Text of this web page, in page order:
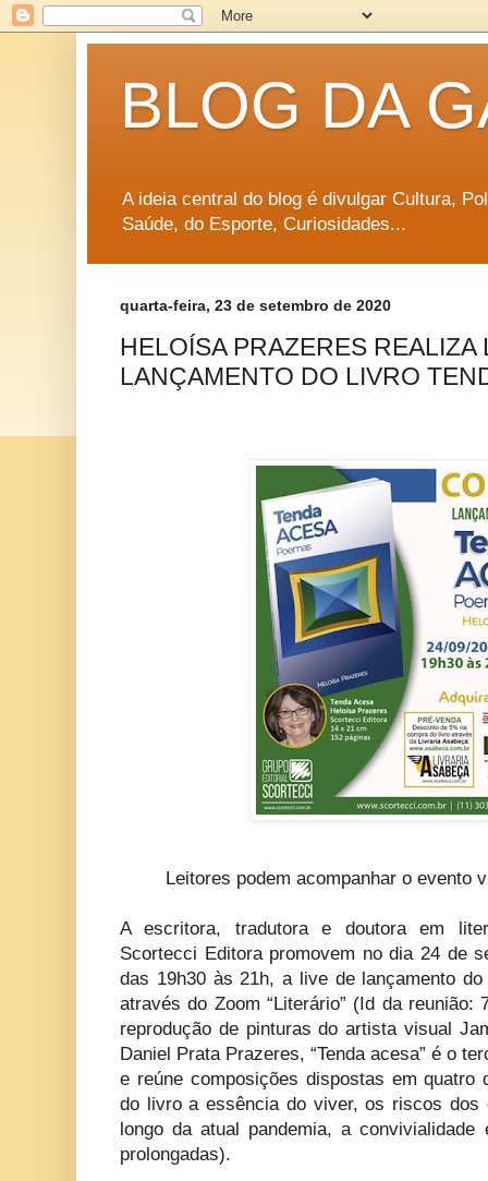
BLOG DA
A ideia central do blog é divulgar Cultura,
Saúde, do Esporte, Curiosidades...
quarta-feira, 23 de setembro de 2020
HELOÍSA PRAZERES REALIZA
LANÇAMENTO DO LIVRO
Leitores podem acompanhar o
A escritora, tradutora e doutora em
Scortecci Editora promovem no dia 24 de
das 19h30 às 21h, a live de lançamento
através do Zoom “Literário” (Id da reunião:
reprodução de pinturas do artista visual
Daniel Prata Prazeres, “Tenda acesa” é o
e reúne composições dispostas em quatro
do livro a essência do viver, os riscos dos
longo da atual pandemia, a
prolongadas).